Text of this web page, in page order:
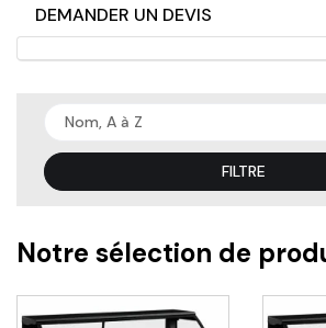
DEMANDER UN DEVIS
Nom, A à Z
FILTRE
Notre sélection de